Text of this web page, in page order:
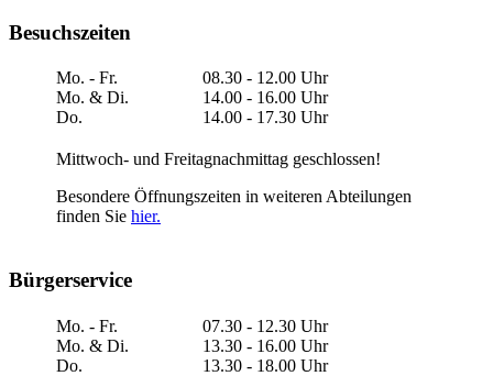
Besuchszeiten
Mo. - Fr.
Mo. & Di.
Do.
08.30 - 12.00 Uhr
14.00 - 16.00 Uhr
14.00 - 17.30 Uhr
Mittwoch- und Freitagnachmittag geschlossen!
Besondere Öffnungszeiten in weiteren Abteilungen
finden Sie hier.
Bürgerservice
Mo. - Fr.
Mo. & Di.
Do.
07.30 - 12.30 Uhr
13.30 - 16.00 Uhr
13.30 - 18.00 Uhr